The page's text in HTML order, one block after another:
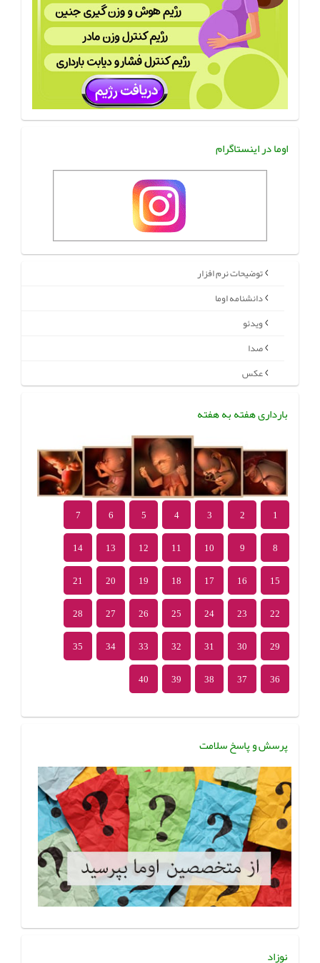
اوما در اینستاگرام
توضیحات نرم افزار
دانشنامه اوما
ویدئو
صدا
عکس
بارداری هفته به هفته
1
2
3
4
5
6
7
8
9
10
11
12
13
14
15
16
17
18
19
20
21
22
23
24
25
26
27
28
29
30
31
32
33
34
35
36
37
38
39
40
پرسش و پاسخ سلامت
نوزاد